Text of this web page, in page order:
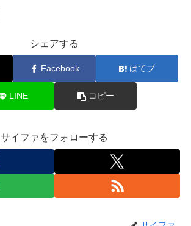
シェアする
Facebook はてブ
LINE コピー
サイファをフォローする